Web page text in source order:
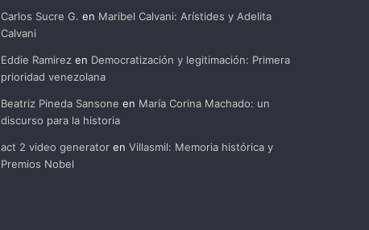
Carlos Sucre G. en Maribel Calvani: Arístides y Adelita
Calvani
Eddie Ramirezen Democratización y legitimación: Primera
prioridad venezolana
Beatriz Pineda Sansone en María Corina Machado: un
discurso para la historia
act 2 video generatoren Villasmil: Memoria histórica y
Premios Nobel